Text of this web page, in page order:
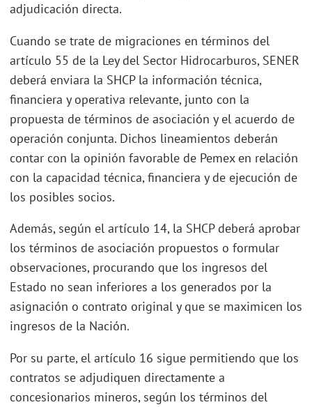
adjudicación directa.
Cuando se trate de migraciones en términos del
artículo 55 de la Ley del Sector Hidrocarburos, SENER
deberá enviara la SHCP la información técnica,
financiera y operativa relevante, junto con la
propuesta de términos de asociación y el acuerdo de
operación conjunta. Dichos lineamientos deberán
contar con la opinión favorable de Pemex en relación
con la capacidad técnica, financiera y de ejecución de
los posibles socios.
Además, según el artículo 14, la SHCP deberá aprobar
los términos de asociación propuestos o formular
observaciones, procurando que los ingresos del
Estado no sean inferiores a los generados por la
asignación o contrato original y que se maximicen los
ingresos de la Nación.
Por su parte, el artículo 16 sigue permitiendo que los
contratos se adjudiquen directamente a
concesionarios mineros, según los términos del